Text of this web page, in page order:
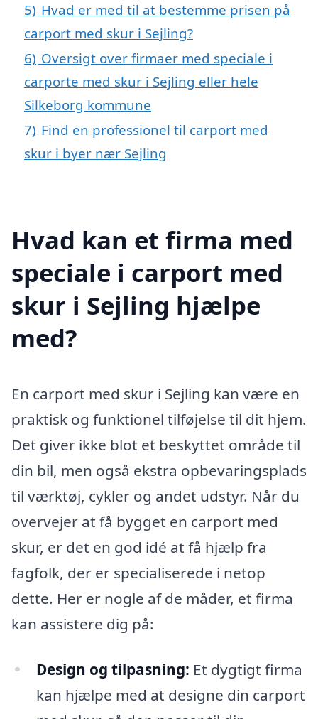
5) Hvad er med til at bestemme prisen på
carport med skur i Sejling?
6) Oversigt over firmaer med speciale i
carporte med skur i Sejling eller hele
Silkeborg kommune
7) Find en professionel til carport med
skur i byer nær Sejling
Hvad kan et firma med
speciale i carport med
skur i Sejling hjælpe
med?
En carport med skur i Sejling kan være en
praktisk og funktionel tilføjelse til dit hjem.
Det giver ikke blot et beskyttet område til
din bil, men også ekstra opbevaringsplads
til værktøj, cykler og andet udstyr. Når du
overvejer at få bygget en carport med
skur, er det en god idé at få hjælp fra
fagfolk, der er specialiserede i netop
dette. Her er nogle af de måder, et firma
kan assistere dig på:
Design og tilpasning: Et dygtigt firma
kan hjælpe med at designe din carport